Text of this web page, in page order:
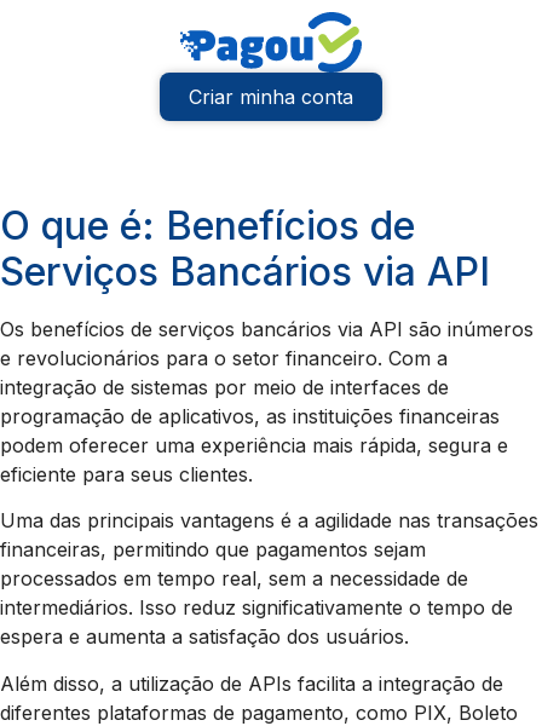
Criar minha conta
O que é: Benefícios de
Serviços Bancários via API
Os benefícios de serviços bancários via API são inúmeros
e revolucionários para o setor financeiro. Com a
integração de sistemas por meio de interfaces de
programação de aplicativos, as instituições financeiras
podem oferecer uma experiência mais rápida, segura e
eficiente para seus clientes.
Uma das principais vantagens é a agilidade nas transações
financeiras, permitindo que pagamentos sejam
processados em tempo real, sem a necessidade de
intermediários. Isso reduz significativamente o tempo de
espera e aumenta a satisfação dos usuários.
Além disso, a utilização de APIs facilita a integração de
diferentes plataformas de pagamento, como PIX, Boleto